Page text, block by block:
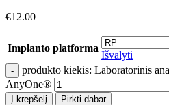
€12.00
Implanto platforma
Išvalyti
produkto kiekis: Laboratorinis
AnyOne®
Į krepšelį Pirkti dabar